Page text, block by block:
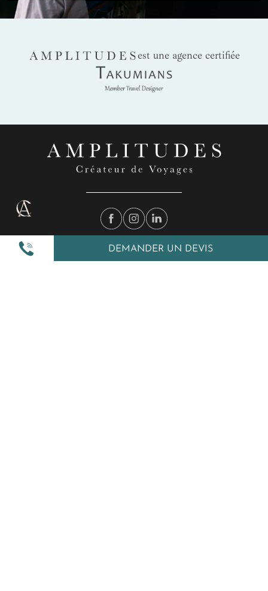
DEMANDER UN DEVIS
AMPLITUDES
est une agence certifiée
Takumians
Nos inspirations